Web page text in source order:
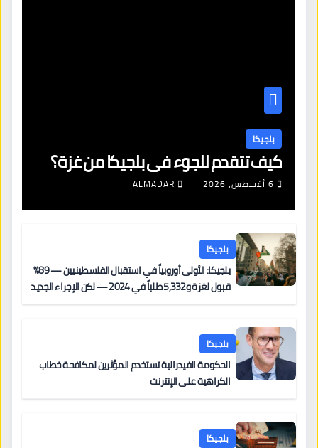
بلجيكا
كيف تتقدم للجوء في بلجيكا من غزة؟
6 أغسطس، 2026 ALMADAR
بلجيكا
بلجيكا: الأولى أوروبياً في استقبال الفلسطينيين — 89%
قبول لغزة و5,332 طلباً في 2024 — لكن الإجراء الجديد
بلجيكا
الحكومة الفيدرالية تستخدم المؤثرين لمكافحة خطاب
الكراهية على الإنترنت
بلجيكا